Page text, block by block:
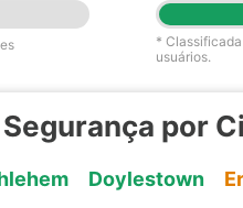
* Classificada
usuários.
por
Doylestown